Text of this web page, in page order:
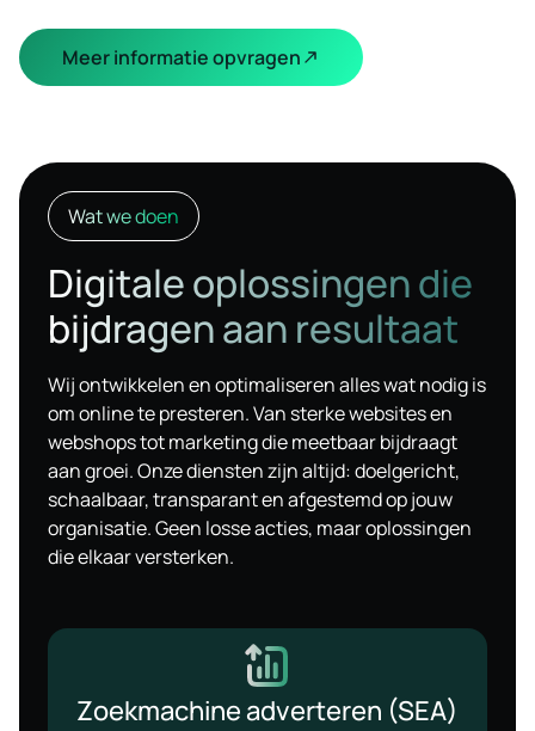
Meer informatie opvragen
Wat we doen
Digitale oplossingen die
bijdragen aan resultaat
Wij ontwikkelen en optimaliseren alles wat nodig is
om online te presteren. Van sterke websites en
webshops tot marketing die meetbaar bijdraagt
aan groei. Onze diensten zijn altijd: doelgericht,
schaalbaar, transparant en afgestemd op jouw
organisatie. Geen losse acties, maar oplossingen
die elkaar versterken.
Zoekmachine adverteren (SEA)